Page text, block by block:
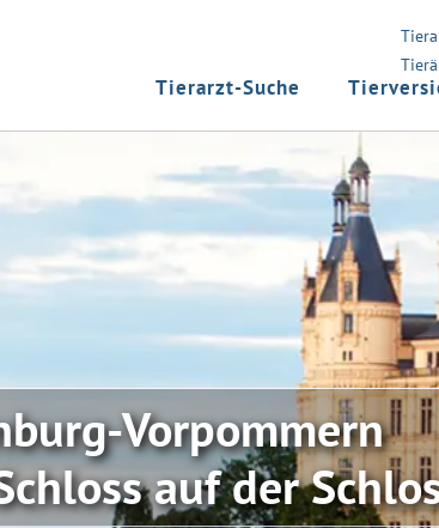
Tierarzt-Suche
Vorpommern
auf der